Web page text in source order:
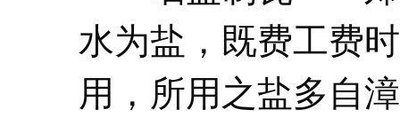
水为盐，既费工费
用，所用之盐多自